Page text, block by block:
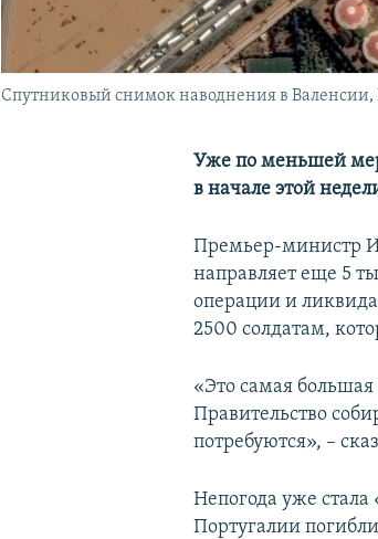
Спутниковый снимок наводнения в Валенсии,
Уже по меньшей
в начале этой
Премьер-министр
направляет еще 5
операции и
2500 солдатам,
«Это самая
Правительство
потребуются», –
Непогода уже стала
Португалии